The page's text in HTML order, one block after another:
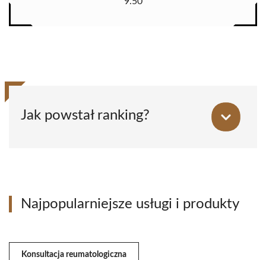
Jak powstał ranking?
Najpopularniejsze usługi i produkty
Konsultacja reumatologiczna